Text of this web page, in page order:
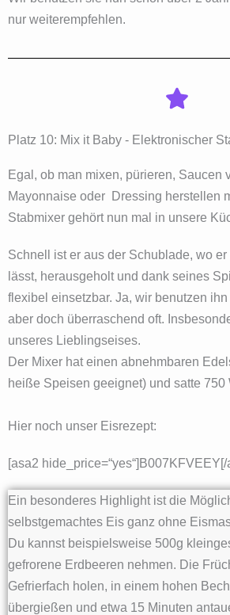
nur weiterempfehlen.
Platz 10: Mix it Baby - Elektronischer
Egal, ob man mixen, pürieren, Saucen
Mayonnaise oder Dressing herstellen
Stabmixer gehört nun mal in unsere
Schnell ist er aus der Schublade, wo
lässt, herausgeholt und dank seines
flexibel einsetzbar. Ja, wir benutzen
aber doch überraschend oft.
unseres Lieblingseises.
Der Mixer hat einen abnehmbaren
heiße Speisen geeignet) und satte 750
Hier noch unser Eisrezept:
[asa2 hide_price=“yes“]B007KFVEEY[/
Ein besonderes Highlight ist die
selbstgemachtes Eis ganz ohne
Du kannst beispielsweise 500g
gefrorene Erdbeeren nehmen. Die
Gefrierfach holen, in einem hohen
übergießen und etwa 15 Minuten